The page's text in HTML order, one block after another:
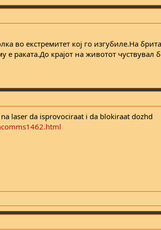
во екстремитет кој го изгубиле.На
раката.До крајот на животот чуствувал
laser da isprovociraat i da blokiraat dozhd